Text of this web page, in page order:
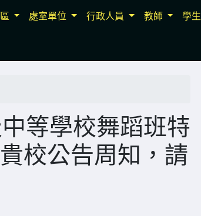
處室單位 行政人員 教師 學生
等學校舞蹈班特
校公告周知，請